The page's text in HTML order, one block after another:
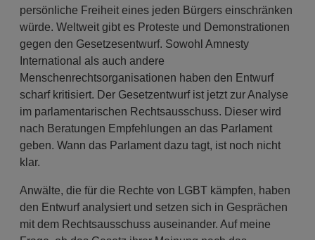
persönliche Freiheit eines jeden Bürgers einschränken
würde. Weltweit gibt es Proteste und Demonstrationen
gegen den Gesetzesentwurf. Sowohl Amnesty
International als auch andere
Menschenrechtsorganisationen haben den Entwurf
scharf kritisiert. Der Gesetzentwurf ist jetzt zur Analyse
im parlamentarischen Rechtsausschuss. Dieser wird
nach Beratungen Empfehlungen an das Parlament
geben. Wann das Parlament dazu tagt, ist noch nicht
klar.
Anwälte, die für die Rechte von LGBT kämpfen, haben
den Entwurf analysiert und setzen sich in Gesprächen
mit dem Rechtsausschuss auseinander. Auf meine